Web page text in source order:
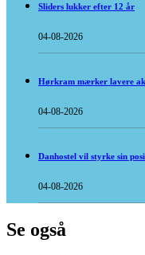
Sliders lukker efter 12 år
04-08-2026
Hørkram mærker lavere
04-08-2026
Danhostel vil styrke sin
04-08-2026
Se også